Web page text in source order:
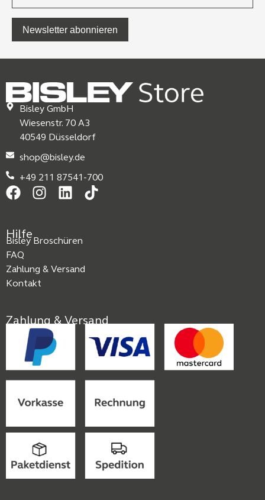
Newsletter abonnieren
Bisley GmbH
Wiesenstr. 70 A3
40549 Düsseldorf
shop@bisley.de
+49 211 87541-700
Hilfe
Bisley Broschüren
FAQ
Zahlung & Versand
Kontakt
Zahlung & Versand